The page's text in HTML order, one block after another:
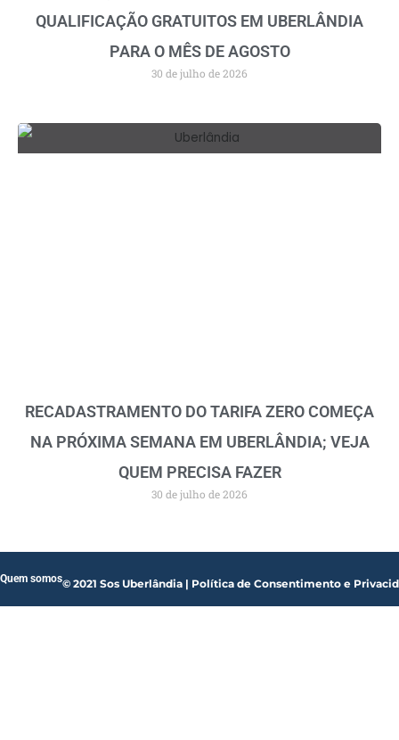
QUALIFICAÇÃO GRATUITOS EM UBERLÂNDIA
PARA O MÊS DE AGOSTO
30 de julho de 2026
RECADASTRAMENTO DO TARIFA ZERO COMEÇA
NA PRÓXIMA SEMANA EM UBERLÂNDIA; VEJA
QUEM PRECISA FAZER
30 de julho de 2026
© 2021 Sos Uberlândia | Política de Consentimento e
Quem somos